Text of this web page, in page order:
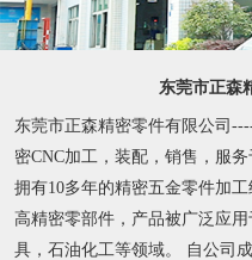
东莞市正森
东莞市正森精密零件有限公司
密CNC加工，装配，销售，服
拥有10多年的精密五金零件加
高精密零部件，产品被广泛应
具，石油化工等领域。 自公司